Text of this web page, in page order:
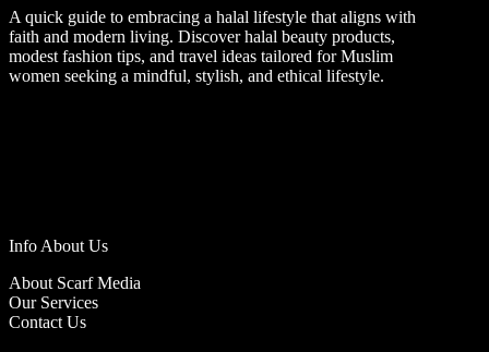
A quick guide to embracing a halal lifestyle that aligns with
faith and modern living. Discover halal beauty products,
modest fashion tips, and travel ideas tailored for Muslim
women seeking a mindful, stylish, and ethical lifestyle.
Info About Us
About Scarf Media
Our Services
Contact Us